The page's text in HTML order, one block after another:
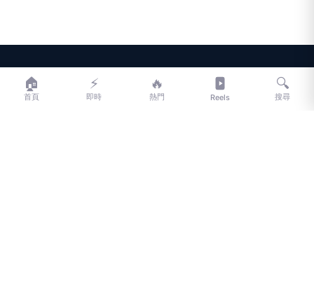
LIFE
LIFE 生活網是台灣領先的生活資訊平台，提供即時新聞、生活、健康、
🏠
首頁
⚡
即時
🔥
熱門 Reels
🔍
搜尋